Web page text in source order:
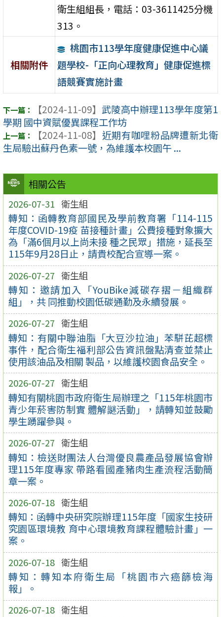
相關公告
2026-07-31 衛生組
轉知：函轉教育部國民及學前教育署「114-115
年度COVID-19疫 苗接種計畫」公費接種對象擴大
為「滿6個月以上尚未接 種之民眾」措施，延長至
115年9月28日止，請貴校配合宣導一案。
2026-07-27 衛生組
轉知：邀請加入「YouBike減碳存摺－組織群
組」，共 同推動校園低碳通勤及永續發展。
2026-07-27 衛生組
轉知：有關中聯油脂「大豆沙拉油」苯駢芘超標
事件，配合衛生福利部公告資訊盤點清查並禁止
使用該油品及相關 製品，以維護校園食品安全。
2026-07-27 衛生組
轉知有關桃園市政府衛生局辦理之「115年桃園市
青少年菸害防制實 體解謎活動」，請轉知並鼓勵
學生踴躍參與。
2026-07-27 衛生組
轉知：檢送財團法人台灣優良農產品發展協會辦
理115年度專家 帶路看國產豬肉生產流程活動簡
章一案。
2026-07-18 衛生組
轉知：函轉中央研究院辦理115年度「國家生技研
究園區環境教 育中心環境教育課程體驗計畫」一
案。
2026-07-18 衛生組
轉知：轉知本府衛生局「桃園市六癌篩檢海
報」。
2026-07-18 衛生組
衛生組組長，電話：03-3611425分機
313。
相關附件
桃園市113學年度健康促進中心議
題學校-「正向心理教育」健康促進標
語競賽實施計畫
【2024-11-09】 武陵高中辦理113學年度第1
學期 國中資賦優異課程工作坊
【2024-11-08】 近期有咖哩粉品牌遭新北衛
生局驗出蘇丹色素一號，為維護本校園午 ...